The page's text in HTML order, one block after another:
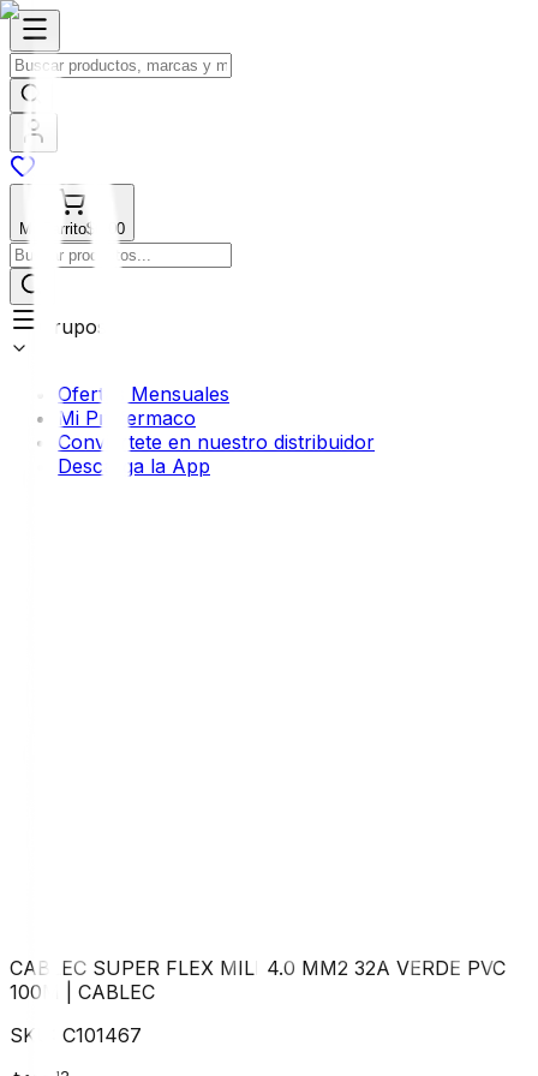
Mi Carrito$0.00
Grupos
Ofertas Mensuales
Mi Profermaco
Conviértete en nuestro distribuidor
Descarga la App
CABLEC SUPER FLEX MILI 4.0 MM2 32A VERDE PVC
100M
CABLEC
SKU: C101467